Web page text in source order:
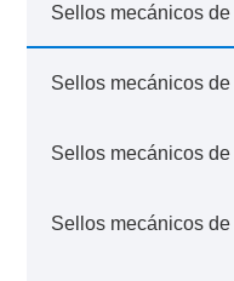
Sellos mecánicos
Sellos mecánicos
Sellos mecánicos
Sellos mecánicos